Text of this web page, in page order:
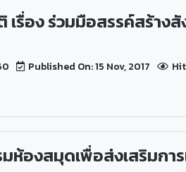
เรื่อง ร่วมมือสรรค์สร้
Published On: 15 Nov, 2017
ห้องสมุดเพื่อส่งเสริมกา